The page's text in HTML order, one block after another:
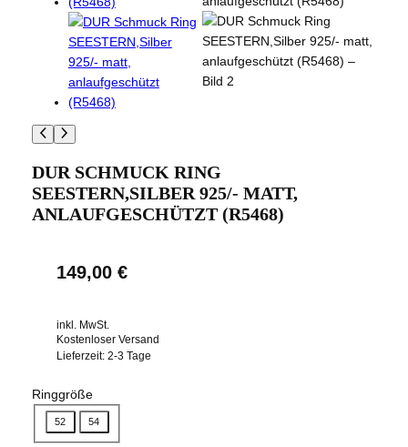
DUR SCHMUCK RING
SEESTERN,SILBER 925/- MATT,
ANLAUFGESCHÜTZT (R5468)
149,00 €
inkl. MwSt.
Kostenloser Versand
Lieferzeit: 2-3 Tage
Ringgröße
52 54